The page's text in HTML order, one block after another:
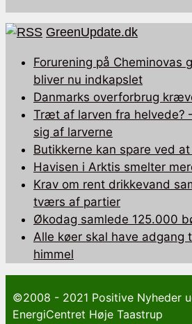
GreenUpdate.dk
Forurening på Cheminovas
bliver nu indkapslet
Danmarks overforbrug
Træt af larven fra helvede?
sig af larverne
Butikkerne kan spare ved
Havisen i Arktis smelter
Krav om rent drikkevand
tværs af partier
Økodag samlede 125.000
Alle køer skal have adgang
himmel
©2008 - 2021 Positive Nyheder
EnergiCentret Høje Taastrup